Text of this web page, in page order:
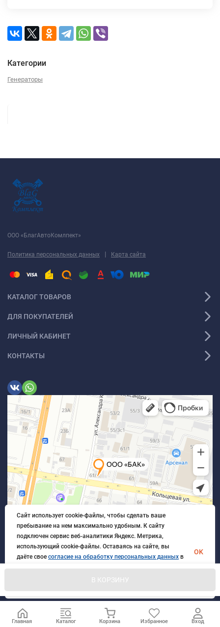
В КОРЗИНУ
Категории
Генераторы
ООО «БлагАвтоКомлпект»
Политика персональных данных | Карта сайта
КАТАЛОГ ТОВАРОВ
ДЛЯ ПОКУПАТЕЛЕЙ
ЛИЧНЫЙ КАБИНЕТ
КОНТАКТЫ
© 2026 БлагАвтоКомплект. Все права защищены
Главная Каталог Корзина Избранное Вход
Сайт использует cookie-файлы, чтобы сделать ваше
пребывание на нем максимально удобным. К cайту
подключен сервис веб-аналитики Яндекс. Метрика,
использующий cookie-файлы. Оставаясь на сайте, вы
даёте свое согласие на обработку персональных данных в
порядке, указанном вПолитике обработки персональных
OK